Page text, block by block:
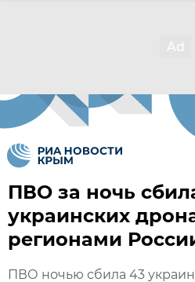
ПВО за ночь
украинских
регионами
ПВО ночью сбила 43